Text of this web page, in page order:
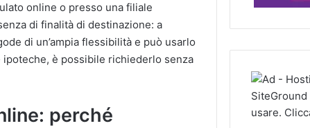
online o presso una filiale
di finalità di destinazione: a
di un’ampia flessibilità e può usarlo
è possibile richiederlo senza
perché